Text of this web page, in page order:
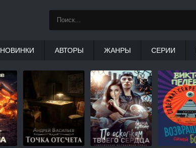
НОВИНКИ АВТОРЫ ЖАНРЫ СЕРИИ